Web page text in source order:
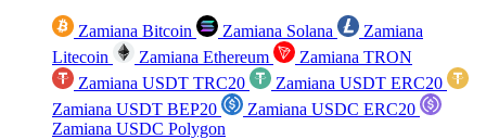
Zamiana Bitcoin Zamiana Solana
Zamiana
Litecoin
Zamiana Ethereum
Zamiana TRON
Zamiana USDT TRC20
Zamiana USDT ERC20
Zamiana USDT BEP20
Zamiana USDC ERC20
Zamiana USDC Polygon